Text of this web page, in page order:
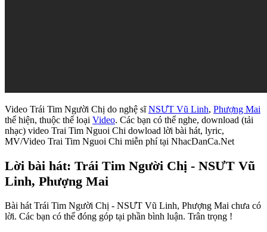
Video Trái Tim Người Chị do nghệ sĩNSƯT Vũ Linh, Phượng Mai
thể hiện, thuộc thể loại Video. Các bạn có thể nghe, download (tải
nhạc) video Trai Tim Nguoi Chi dowload lời bài hát, lyric,
MV/Video Trai Tim Nguoi Chi miễn phí tại NhacDanCa.Net
Lời bài hát: Trái Tim Người Chị - NSƯT Vũ
Linh, Phượng Mai
Bài hát Trái Tim Người Chị - NSƯT Vũ Linh, Phượng Mai chưa có
lời. Các bạn có thể đóng góp tại phần bình luận. Trân trọng !